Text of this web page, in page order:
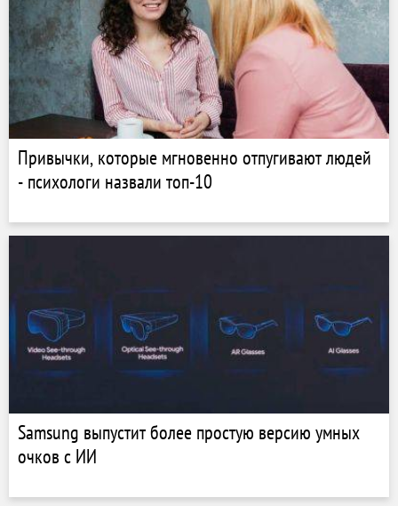
Привычки, которые мгновенно отпугивают людей
- психологи назвали топ-10
Samsung выпустит более простую версию умных
очков с ИИ